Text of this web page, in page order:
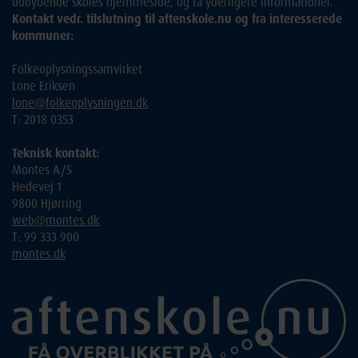
Kontakt vedr. tilslutning til aftenskole.nu og fra interesserede
kommuner:
Folkeoplysningssamvirket
Lone Eriksen
lone@folkeoplysningen.dk
T: 2018 0353
Teknisk kontakt:
Montes A/S
Hedevej 1
9800 Hjørring
web@montes.dk
T: 99 333 900
montes.dk